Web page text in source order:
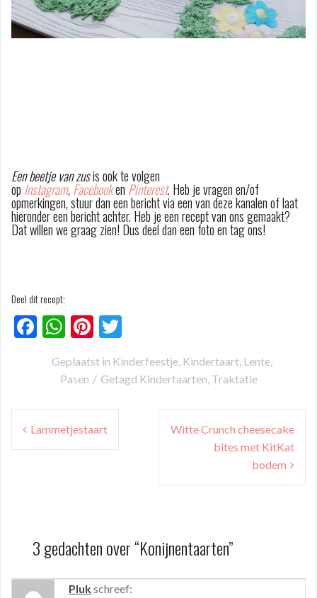
Een beetje van zusis ook te volgen
op Instagram, Facebooken Pinterest. Heb je vragen en/of
opmerkingen, stuur dan een bericht via een van deze kanalen of laat
hieronder een bericht achter. Heb je een recept van ons gemaakt?
Dat willen we graag zien! Dus deel dan een foto en tag ons!
Deel dit recept:
F
o
W
at
p
Pi
er itt
er
Geplaatst in Kinderfeestje, Kindertaart, Lente,
Pasen
Getagd Kindertaarten, Traktatie
Bericht
navigatie
Lammetjestaart
Witte Crunch cheesecake
bites met KitKat
bodem
3 gedachten over “Konijnentaarten”
Plukschreef: